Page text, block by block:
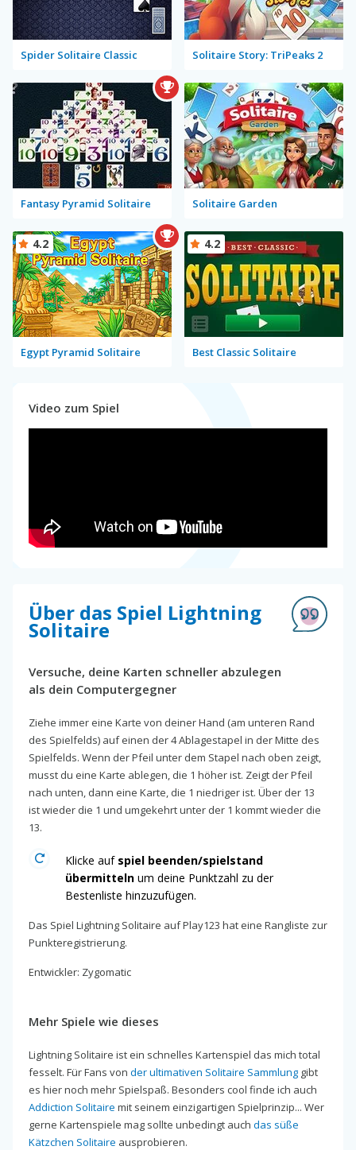
Spider Solitaire Classic Solitaire Story: TriPeaks 2
Fantasy Pyramid Solitaire Solitaire Garden
Egypt Pyramid Solitaire
4.2
Best Classic Solitaire
4.2
Video zum Spiel
Über das Spiel Lightning
Solitaire
Versuche, deine Karten schneller abzulegen
als dein Computergegner
Ziehe immer eine Karte von deiner Hand (am unteren Rand
des Spielfelds) auf einen der 4 Ablagestapel in der Mitte des
Spielfelds. Wenn der Pfeil unter dem Stapel nach oben zeigt,
musst du eine Karte ablegen, die 1 höher ist. Zeigt der Pfeil
nach unten, dann eine Karte, die 1 niedriger ist. Über der 13
ist wieder die 1 und umgekehrt unter der 1 kommt wieder die
13.
Klicke auf spiel beenden/spielstand
übermitteln um deine Punktzahl zu der
Bestenliste hinzuzufügen.
Das Spiel Lightning Solitaire auf Play123 hat eine Rangliste zur
Punkteregistrierung.
Entwickler: Zygomatic
Mehr Spiele wie dieses
Lightning Solitaire ist ein schnelles Kartenspiel das mich total
fesselt. Für Fans von der ultimativen Solitaire Sammlung gibt
es hier noch mehr Spielspaß. Besonders cool finde ich auch
Addiction Solitaire mit seinem einzigartigen Spielprinzip... Wer
gerne Kartenspiele mag sollte unbedingt auch das süße
Kätzchen Solitaire ausprobieren.